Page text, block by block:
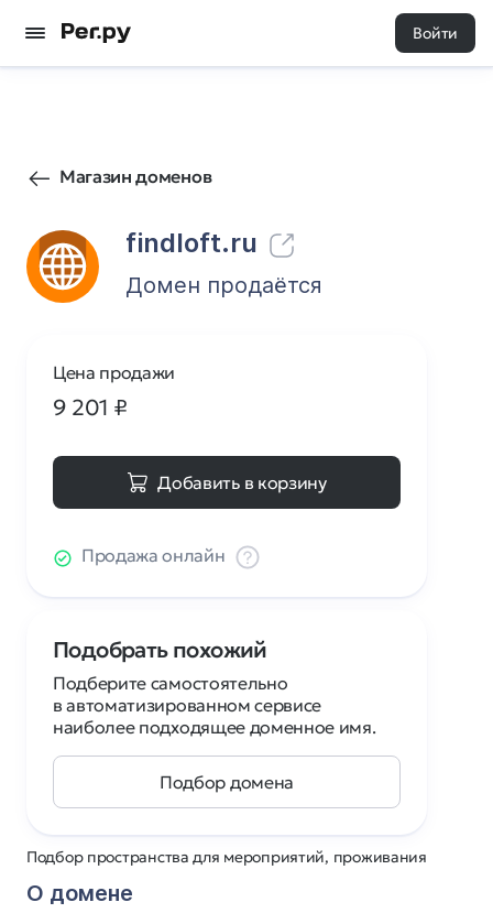
Войти
Магазин доменов
findloft.ru
31 0
Домен продаётся
Подбор пространства для мероприятий, проживания
О домене
Цена продажи
9 201 ₽
Добавить в корзину
Продажа онлайн
Подобрать похожий
Подберите самостоятельно
в автоматизированном сервисе
наиболее подходящее доменное имя.
Подбор домена